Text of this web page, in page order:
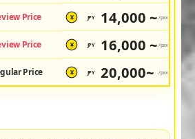
Price ¥ JPY 14,000 ~ /pax
Price ¥ JPY 16,000 ~ /pax
Price ¥ JPY 20,000~ /pax